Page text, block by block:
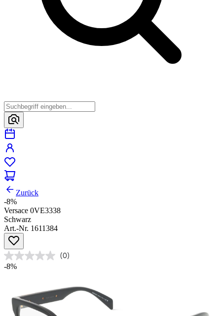
Zurück
-8%
Versace 0VE3338
Schwarz
Art.-Nr. 1611384
(0)
-8%